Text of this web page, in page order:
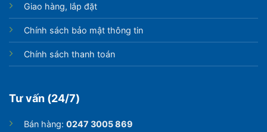
Giao hàng, lắp đặt
Chính sách bảo mật thông tin
Chính sách thanh toán
Tư vấn (24/7)
Bán hàng: 0247 3005 869